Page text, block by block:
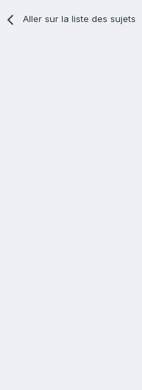
Aller sur la liste des sujets